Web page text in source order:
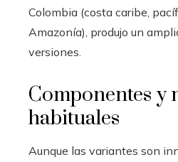
Colombia (costa caribe,
Amazonía), produjo un
versiones.
Componentes y
habituales
Aunque las variantes son